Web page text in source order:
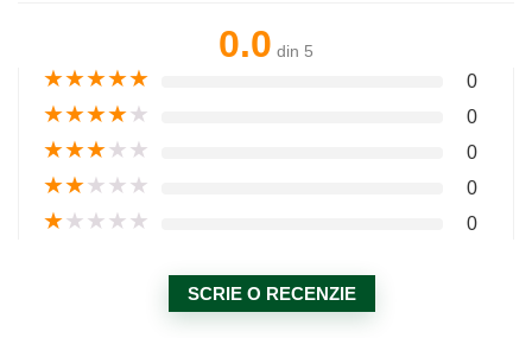
0.0 din 5
★★★★★ 0
★★★★★ 0
★★★★★ 0
★★★★★ 0
★★★★★ 0
SCRIE O RECENZIE